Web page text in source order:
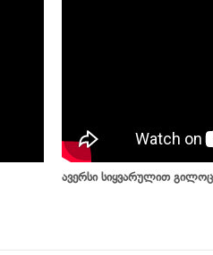
ავერსი სიყვარულით